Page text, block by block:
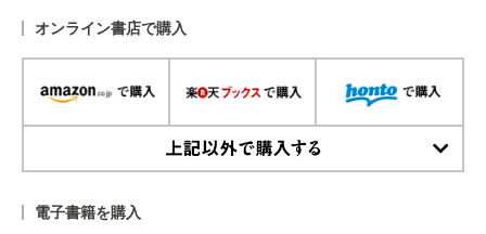
オンライン書店で購入
電子書籍を購入